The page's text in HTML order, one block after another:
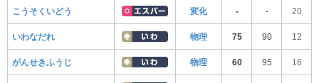
こうそくいどう 変化 - - 20
いわなだれ 物理 75 90 12
がんせきふうじ 物理 60 95 16